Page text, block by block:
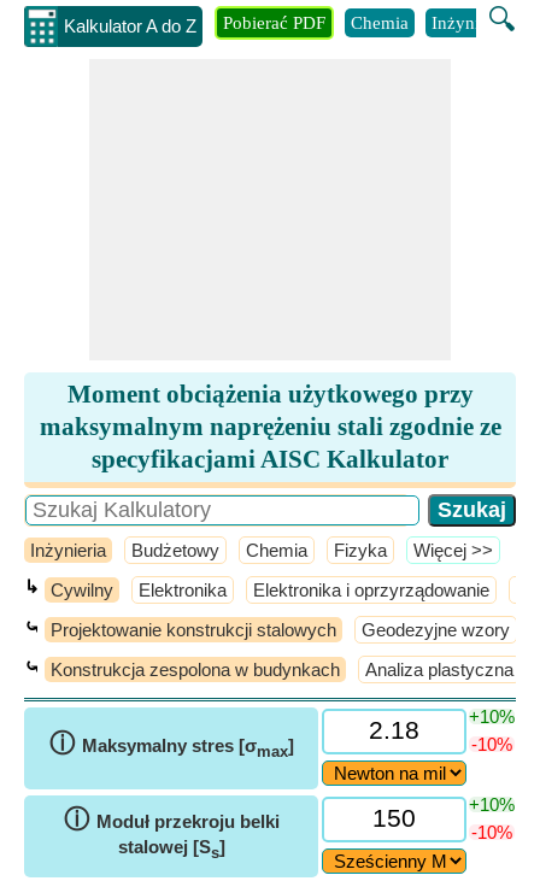
Kalkulator A do Z 🔍
Pobierać PDF Chemia Inżynieria
Moment obciążenia użytkowego przy
maksymalnym naprężeniu stali zgodnie ze
specyfikacjami AISC Kalkulator
Inżynieria Budżetowy Chemia Fizyka ​Więcej >>
↳ Cywilny Elektronika Elektronika i oprzyrządowanie
⤿ Projektowanie konstrukcji stalowych Geodezyjne wzory
⤿ Konstrukcja zespolona w budynkach Analiza plastyczna
ⓘ Maksymalny stres [σmax]
+10%
-10%
ⓘ Moduł przekroju belki
stalowej [Ss]
+10%
-10%